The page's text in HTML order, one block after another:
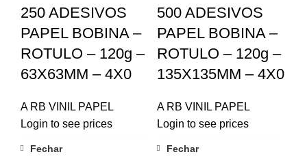
250 ADESIVOS
PAPEL BOBINA –
ROTULO – 120g –
63X63MM – 4X0
A RB VINIL PAPEL
Login to see prices
500 ADESIVOS
PAPEL BOBINA –
ROTULO – 120g –
135X135MM – 4X0
A RB VINIL PAPEL
Login to see prices
Fechar Fechar